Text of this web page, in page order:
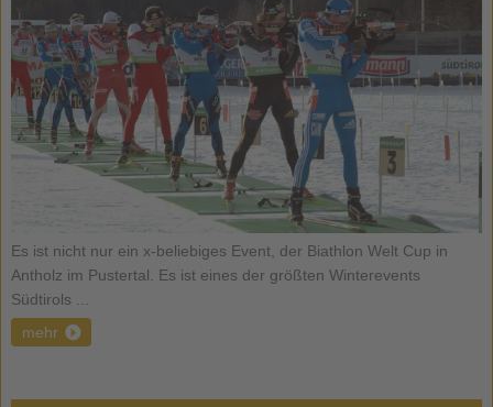
Es ist nicht nur ein x-beliebiges Event, der Biathlon Welt Cup in
Antholz im Pustertal. Es ist eines der größten Winterevents
Südtirols ...
mehr